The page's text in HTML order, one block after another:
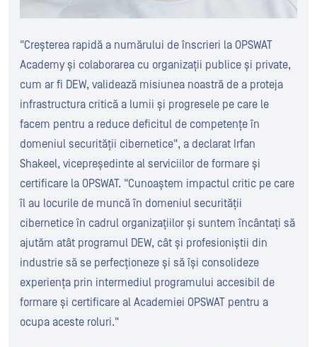
"Creșterea rapidă a numărului de înscrieri la OPSWAT
Academy și colaborarea cu organizații publice și private,
cum ar fi DEW, validează misiunea noastră de a proteja
infrastructura critică a lumii și progresele pe care le
facem pentru a reduce deficitul de competențe în
domeniul securității cibernetice", a declarat Irfan
Shakeel, vicepreședinte al serviciilor de formare și
certificare la OPSWAT. "Cunoaștem impactul critic pe care
îl au locurile de muncă în domeniul securității
cibernetice în cadrul organizațiilor și suntem încântați să
ajutăm atât programul DEW, cât și profesioniștii din
industrie să se perfecționeze și să își consolideze
experiența prin intermediul programului accesibil de
formare și certificare al Academiei OPSWAT pentru a
ocupa aceste roluri."